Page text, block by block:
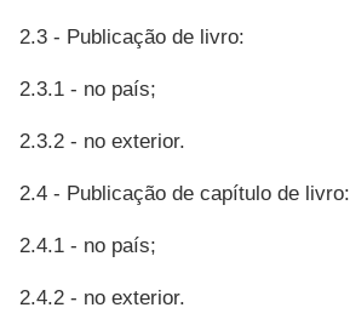
2.3 - Publicação de livro:
2.3.1 - no país;
2.3.2 - no exterior.
2.4 - Publicação de capítulo de livro:
2.4.1 - no país;
2.4.2 - no exterior.